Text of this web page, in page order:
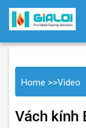
Home >>Video
Vách kính